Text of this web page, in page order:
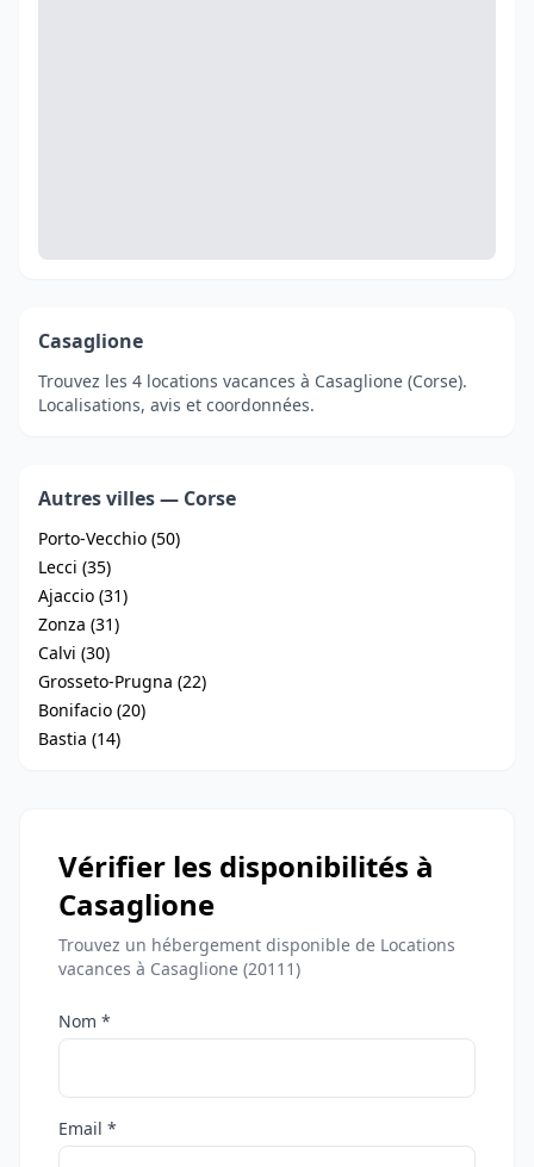
Casaglione
Trouvez les 4 locations vacances à Casaglione (Corse).
Localisations, avis et coordonnées.
Autres villes — Corse
Porto-Vecchio (50)
Lecci (35)
Ajaccio (31)
Zonza (31)
Calvi (30)
Grosseto-Prugna (22)
Bonifacio (20)
Bastia (14)
Vérifier les disponibilités à
Casaglione
Trouvez un hébergement disponible de Locations
vacances à Casaglione (20111)
Nom *
Email *